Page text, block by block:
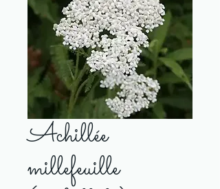
Achillée
millefeuille